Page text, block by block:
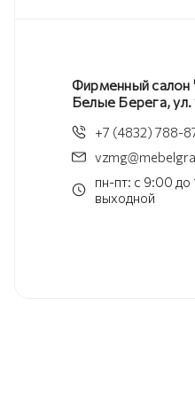
Фирменный салон
Белые Берега,
+7 (4832) 788-
пн-пт: с 9:00
выходной